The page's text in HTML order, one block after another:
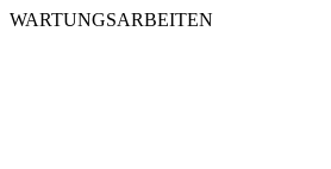
WARTUNGSARBEITEN